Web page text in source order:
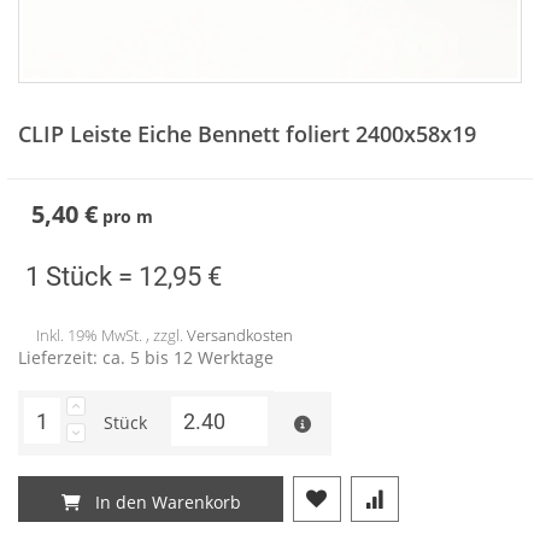
der
CLIP Leiste Eiche Bennett foliert 2400x58x19
5,40 € pro m
1 Stück = 12,95 €
Inkl. 19% MwSt. , zzgl. Versandkosten
Lieferzeit: ca. 5 bis 12 Werktage
Stück
In den Warenkorb